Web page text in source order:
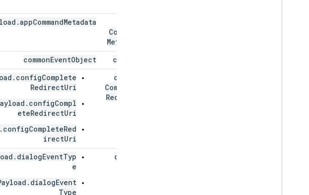
Command
Metadata
.appCommandMetadata
common
commonEventObject
config
Complete
Redirect
RedirectUri
eteRedirectUri
irectUri
dialog
e
Type